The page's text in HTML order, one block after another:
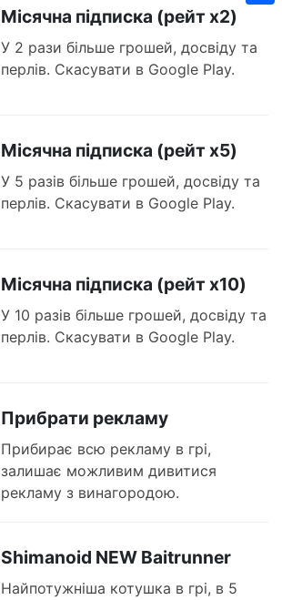
Місячна підписка (рейт x2)
У 2 рази більше грошей, досвіду та
перлів. Скасувати в Google Play.
Місячна підписка (рейт x5)
У 5 разів більше грошей, досвіду та
перлів. Скасувати в Google Play.
Місячна підписка (рейт x10)
У 10 разів більше грошей, досвіду та
перлів. Скасувати в Google Play.
Прибрати рекламу
Прибирає всю рекламу в грі,
залишає можливим дивитися
рекламу з винагородою.
Shimanoid NEW Baitrunner
Найпотужніша котушка в грі, в 5